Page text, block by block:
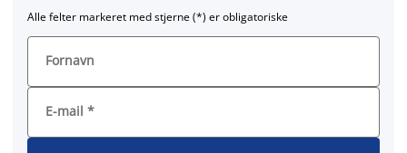
Alle felter markeret med stjerne (*) er obligatoriske
Fornavn
E-mail *